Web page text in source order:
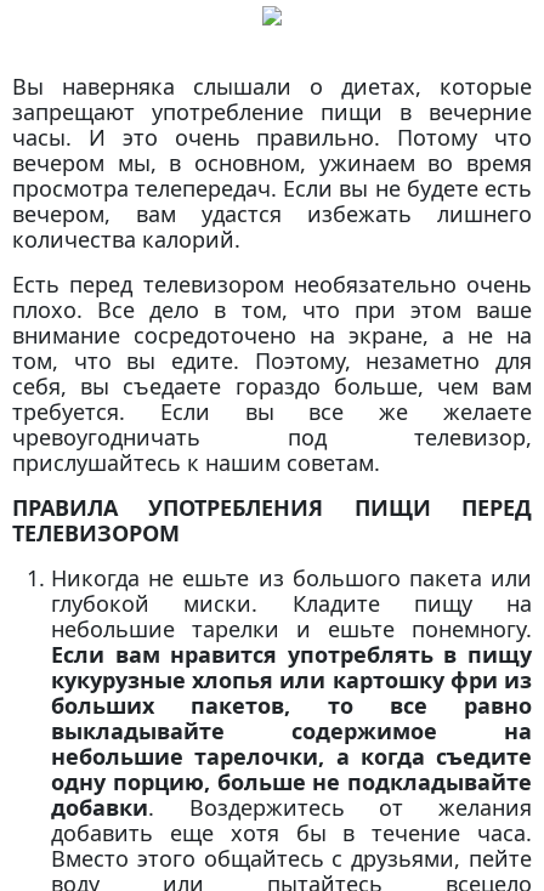
Вы наверняка слышали о диетах, которые
запрещают употребление пищи в вечерние
часы. И это очень правильно. Потому что
вечером мы, в основном, ужинаем во время
просмотра телепередач. Если вы не будете есть
вечером, вам удастся избежать лишнего
количества калорий.
Есть перед телевизором необязательно очень
плохо. Все дело в том, что при этом ваше
внимание сосредоточено на экране, а не на
том, что вы едите. Поэтому, незаметно для
себя, вы съедаете гораздо больше, чем вам
требуется. Если вы все же желаете
чревоугодничать под телевизор,
прислушайтесь к нашим советам.
ПРАВИЛА УПОТРЕБЛЕНИЯ ПИЩИ ПЕРЕД
ТЕЛЕВИЗОРОМ
Никогда не ешьте из большого пакета или
глубокой миски. Кладите пищу на
небольшие тарелки и ешьте понемногу.
Если вам нравится употреблять в пищу
кукурузные хлопья или картошку фри из
больших пакетов, то все равно
выкладывайте содержимое на
небольшие тарелочки, а когда съедите
одну порцию, больше не подкладывайте
добавки. Воздержитесь от желания
добавить еще хотя бы в течение часа.
Вместо этого общайтесь с друзьями, пейте
воду или пытайтесь всецело